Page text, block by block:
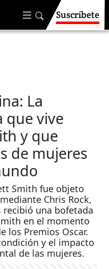
Suscríbete
La
que vive
y que
de mujeres
Smith fue objeto
Chris Rock,
recibió una bofetada
en el momento
los Premios Oscar.
y el impacto
de las mujeres.